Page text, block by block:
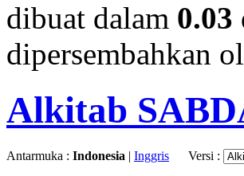
dibuat dalam 0.03
dipersembahkan
Alkitab
Antarmuka : Indonesia | Inggris Versi :